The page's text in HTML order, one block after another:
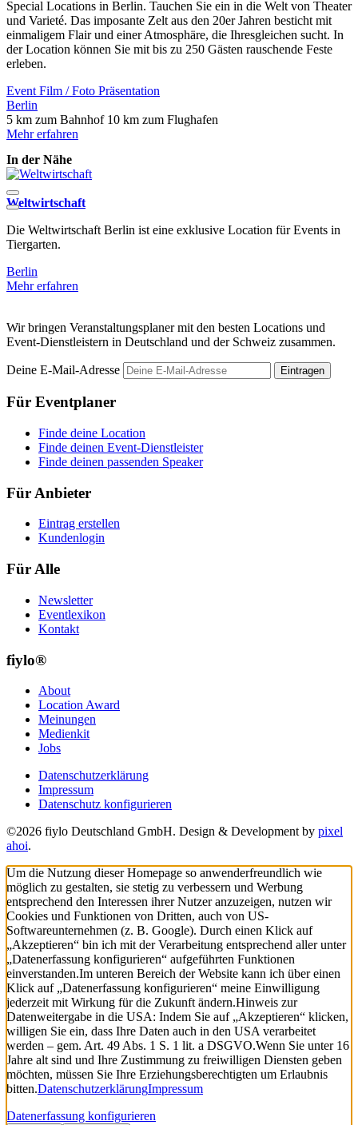
Special Locations in Berlin. Tauchen Sie ein in die Welt von Theater
und Varieté. Das imposante Zelt aus den 20er Jahren besticht mit
einmaligem Flair und einer Atmosphäre, die Ihresgleichen sucht. In
der Location können Sie mit bis zu 250 Gästen rauschende Feste
erleben.
Event Film / Foto Präsentation
Berlin
5 km zum Bahnhof 10 km zum Flughafen
Mehr erfahren
In der Nähe
Weltwirtschaft
Die Weltwirtschaft Berlin ist eine exklusive Location für Events in
Tiergarten.
Berlin
Mehr erfahren
Wir bringen Veranstaltungsplaner mit den besten Locations und
Event-Dienstleistern in Deutschland und der Schweiz zusammen.
Deine E-Mail-Adresse Eintragen
Für Eventplaner
Finde deine Location
Finde deinen Event-Dienstleister
Finde deinen passenden Speaker
Für Anbieter
Eintrag erstellen
Kundenlogin
Für Alle
Newsletter
Eventlexikon
Kontakt
fiylo®
About
Location Award
Meinungen
Medienkit
Jobs
Datenschutzerklärung
Impressum
Datenschutz konfigurieren
©2026 fiylo Deutschland GmbH. Design & Development by pixel
ahoi.
Um die Nutzung dieser Homepage so anwenderfreundlich wie
möglich zu gestalten, sie stetig zu verbessern und Werbung
entsprechend den Interessen ihrer Nutzer anzuzeigen, nutzen wir
Cookies und Funktionen von Dritten, auch von US-
Softwareunternehmen (z. B. Google). Durch einen Klick auf
„Akzeptieren“ bin ich mit der Verarbeitung entsprechend aller unter
„Datenerfassung konfigurieren“ aufgeführten Funktionen
einverstanden.Im unteren Bereich der Website kann ich über einen
Klick auf „Datenerfassung konfigurieren“ meine Einwilligung
jederzeit mit Wirkung für die Zukunft ändern.Hinweis zur
Datenweitergabe in die USA: Indem Sie auf „Akzeptieren“ klicken,
willigen Sie ein, dass Ihre Daten auch in den USA verarbeitet
werden – gem. Art. 49 Abs. 1 S. 1 lit. a DSGVO.Wenn Sie unter 16
Jahre alt sind und Ihre Zustimmung zu freiwilligen Diensten geben
möchten, müssen Sie Ihre Erziehungsberechtigten um Erlaubnis
bitten.DatenschutzerklärungImpressum
Datenerfassung konfigurieren